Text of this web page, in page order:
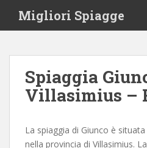
i
Migliori Spiagge
Spiaggia
Villasimius –
La spiaggia di Giunco è
nella provincia di Villasimius.